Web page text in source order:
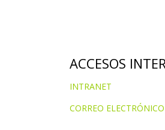
ACCESOS
INTRANET
CORREO ELECTRÓNICO